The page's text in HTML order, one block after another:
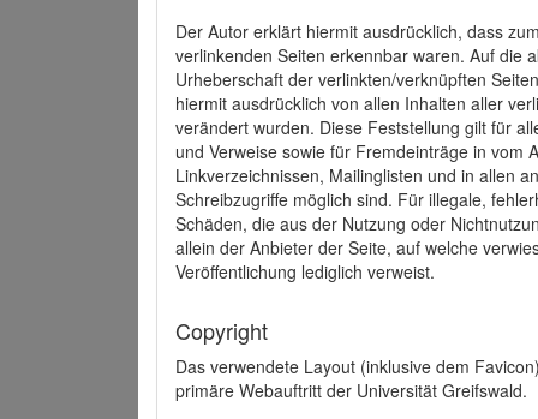
Der Autor erklärt hiermit ausdrücklich, dass
verlinkenden Seiten erkennbar waren. Auf die
Urheberschaft der verlinkten/verknüpften
hiermit ausdrücklich von allen Inhalten aller
verändert wurden. Diese Feststellung gilt für
und Verweise sowie für Fremdeinträge in vom
Linkverzeichnissen, Mailinglisten und in allen
Schreibzugriffe möglich sind. Für illegale,
Schäden, die aus der Nutzung oder
allein der Anbieter der Seite, auf welche
Veröffentlichung lediglich verweist.
Copyright
Das verwendete Layout (inklusive dem
primäre Webauftritt der Universität Greifswald.